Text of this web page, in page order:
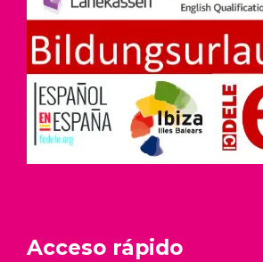
Acceso rápido